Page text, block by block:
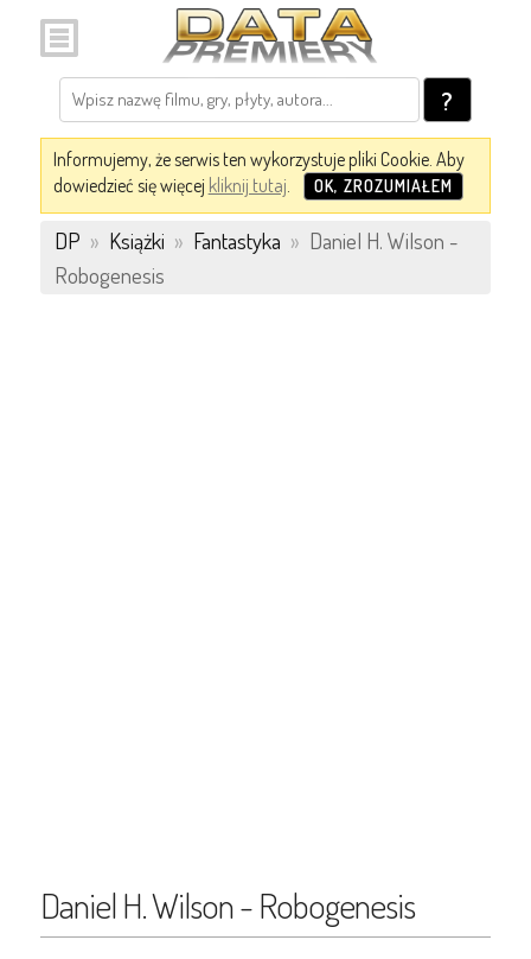
?
Informujemy, że serwis ten wykorzystuje pliki Cookie. Aby
dowiedzieć się więcej kliknij tutaj. OK, ZROZUMIAŁEM
DP » Książki » Fantastyka » Daniel H. Wilson -
Robogenesis
Daniel H. Wilson - Robogenesis